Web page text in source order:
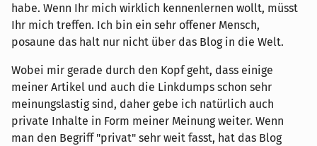
habe. Wenn Ihr mich wirklich kennenlernen wollt, müsst
Ihr mich treffen. Ich bin ein sehr offener Mensch,
posaune das halt nur nicht über das Blog in die Welt.
Wobei mir gerade durch den Kopf geht, dass einige
meiner Artikel und auch die Linkdumps schon sehr
meinungslastig sind, daher gebe ich natürlich auch
private Inhalte in Form meiner Meinung weiter. Wenn
man den Begriff "privat" sehr weit fasst, hat das Blog